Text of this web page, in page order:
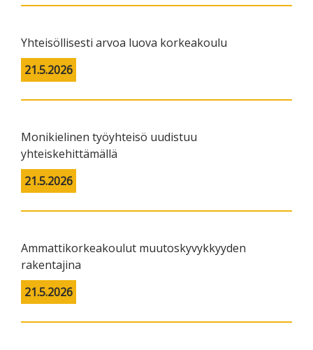
Yhteisöllisesti arvoa luova korkeakoulu
21.5.2026
Monikielinen työyhteisö uudistuu
yhteiskehittämällä
21.5.2026
Ammattikorkeakoulut muutoskyvykkyyden
rakentajina
21.5.2026